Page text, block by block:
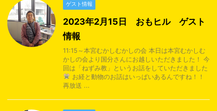
ゲスト情報
2023年2月15日 おもヒル ゲスト
情報
11:15～本宮むかしむかしの会 本日は本宮むかしむ
かしの会より国分さんにお越しいただきました！ 今
回は「ねずみ教」というお話をしていただきました
お経と動物のお話はいっぱいあるんですね！！
再放送 ...